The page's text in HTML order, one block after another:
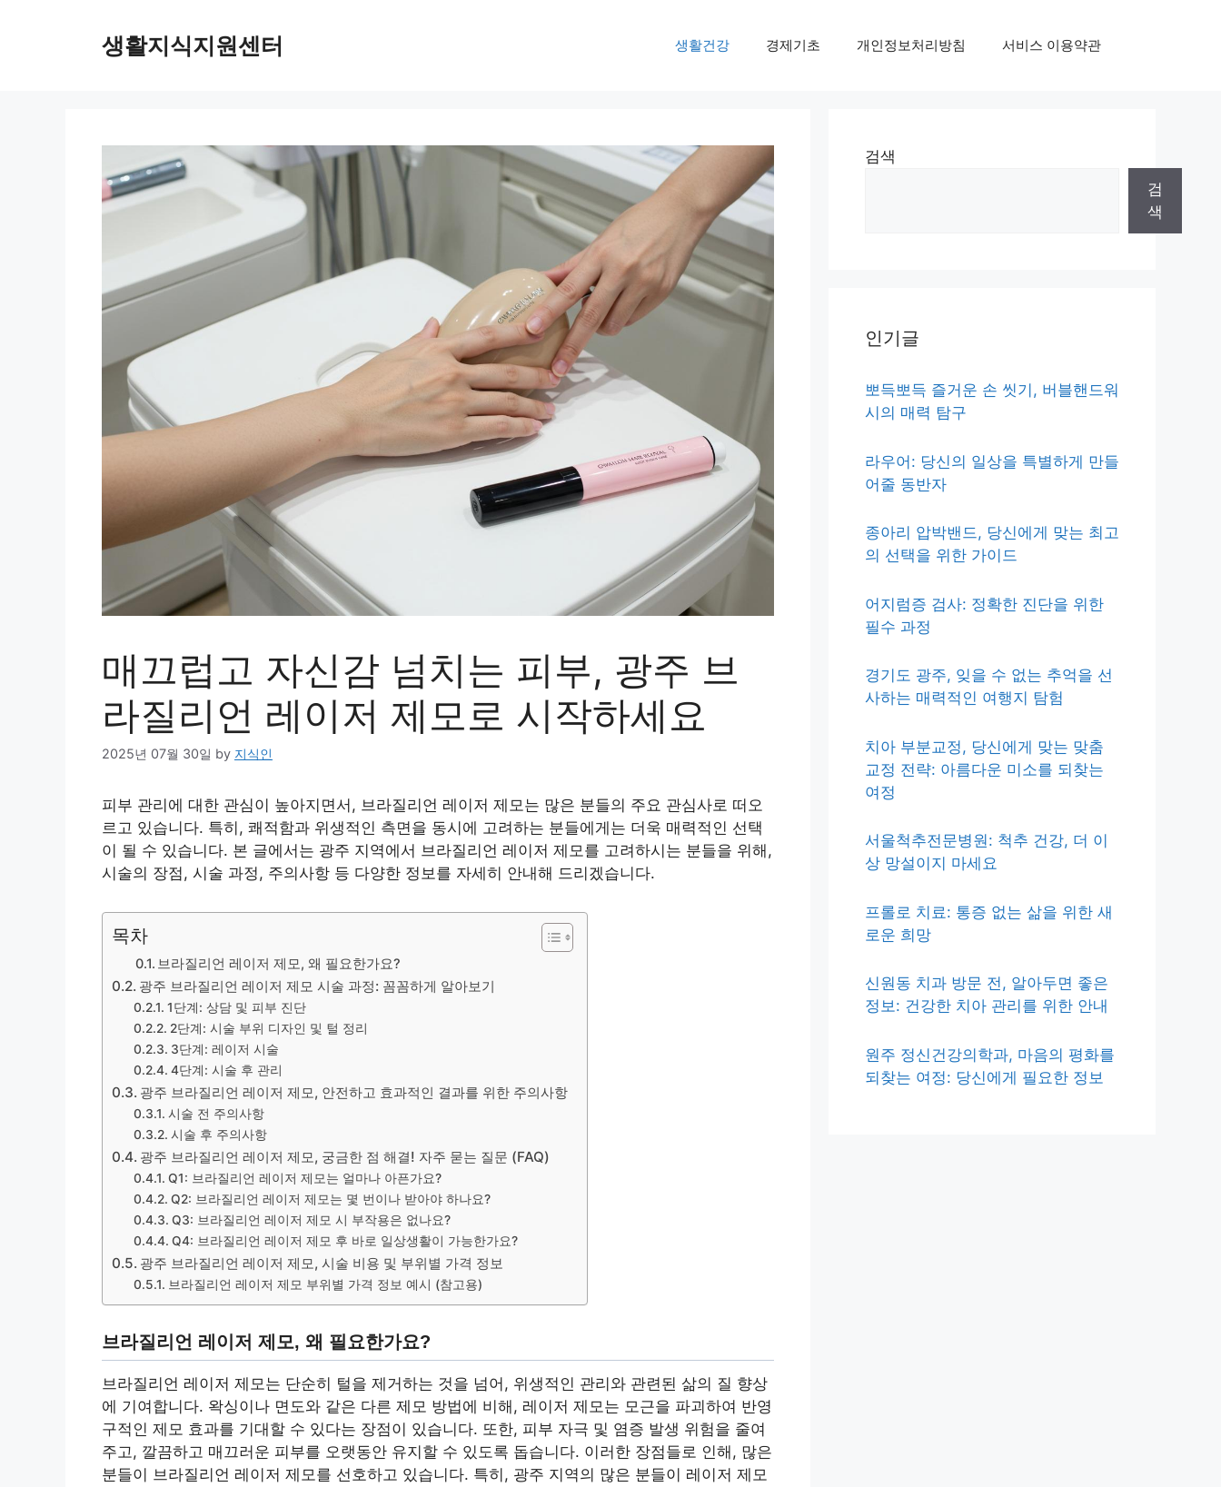
생활지식지원센터 생활건강 경제기초 개인정보처리방침 서비스 이용약관
매끄럽고 자신감 넘치는 피부, 광주 브
라질리언 레이저 제모로 시작하세요
2025년 07월 30일 by 지식인
피부 관리에 대한 관심이 높아지면서, 브라질리언 레이저 제모는 많은 분들의 주요 관심사로 떠오
르고 있습니다. 특히, 쾌적함과 위생적인 측면을 동시에 고려하는 분들에게는 더욱 매력적인 선택
이 될 수 있습니다. 본 글에서는 광주 지역에서 브라질리언 레이저 제모를 고려하시는 분들을 위해,
시술의 장점, 시술 과정, 주의사항 등 다양한 정보를 자세히 안내해 드리겠습니다.
목차
브라질리언 레이저 제모, 왜 필요한가요?
광주 브라질리언 레이저 제모 시술 과정: 꼼꼼하게 알아보기
1단계: 상담 및 피부 진단
2단계: 시술 부위 디자인 및 털 정리
3단계: 레이저 시술
4단계: 시술 후 관리
광주 브라질리언 레이저 제모, 안전하고 효과적인 결과를 위한 주의사항
시술 전 주의사항
시술 후 주의사항
광주 브라질리언 레이저 제모, 궁금한 점 해결! 자주 묻는 질문 (FAQ)
Q1: 브라질리언 레이저 제모는 얼마나 아픈가요?
Q2: 브라질리언 레이저 제모는 몇 번이나 받아야 하나요?
Q3: 브라질리언 레이저 제모 시 부작용은 없나요?
Q4: 브라질리언 레이저 제모 후 바로 일상생활이 가능한가요?
광주 브라질리언 레이저 제모, 시술 비용 및 부위별 가격 정보
브라질리언 레이저 제모 부위별 가격 정보 예시 (참고용)
브라질리언 레이저 제모, 왜 필요한가요?
브라질리언 레이저 제모는 단순히 털을 제거하는 것을 넘어, 위생적인 관리와 관련된 삶의 질 향상
에 기여합니다. 왁싱이나 면도와 같은 다른 제모 방법에 비해, 레이저 제모는 모근을 파괴하여 반영
구적인 제모 효과를 기대할 수 있다는 장점이 있습니다. 또한, 피부 자극 및 염증 발생 위험을 줄여
주고, 깔끔하고 매끄러운 피부를 오랫동안 유지할 수 있도록 돕습니다. 이러한 장점들로 인해, 많은
분들이 브라질리언 레이저 제모를 선호하고 있습니다. 특히, 광주 지역의 많은 분들이 레이저 제모
검색
검
색
인기글
뽀득뽀득 즐거운 손 씻기, 버블핸드워
시의 매력 탐구
라우어: 당신의 일상을 특별하게 만들
어줄 동반자
종아리 압박밴드, 당신에게 맞는 최고
의 선택을 위한 가이드
어지럼증 검사: 정확한 진단을 위한
필수 과정
경기도 광주, 잊을 수 없는 추억을 선
사하는 매력적인 여행지 탐험
치아 부분교정, 당신에게 맞는 맞춤
교정 전략: 아름다운 미소를 되찾는
여정
서울척추전문병원: 척추 건강, 더 이
상 망설이지 마세요
프롤로 치료: 통증 없는 삶을 위한 새
로운 희망
신원동 치과 방문 전, 알아두면 좋은
정보: 건강한 치아 관리를 위한 안내
원주 정신건강의학과, 마음의 평화를
되찾는 여정: 당신에게 필요한 정보